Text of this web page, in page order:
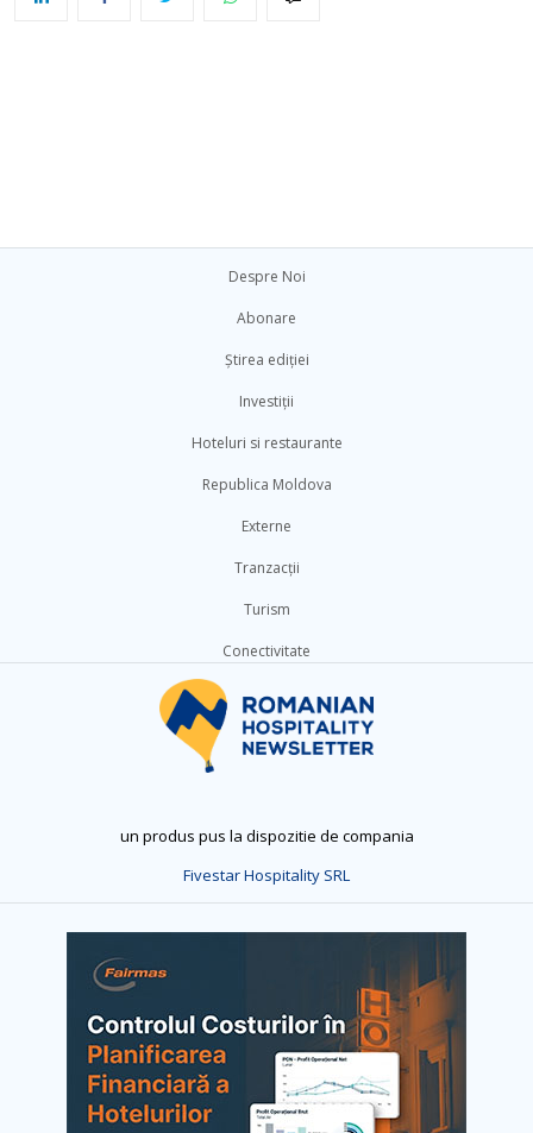
Despre Noi
Abonare
Știrea ediției
Investiții
Hoteluri si restaurante
Republica Moldova
Externe
Tranzacții
Turism
Conectivitate
un produs pus la dispozitie de compania
Fivestar Hospitality SRL